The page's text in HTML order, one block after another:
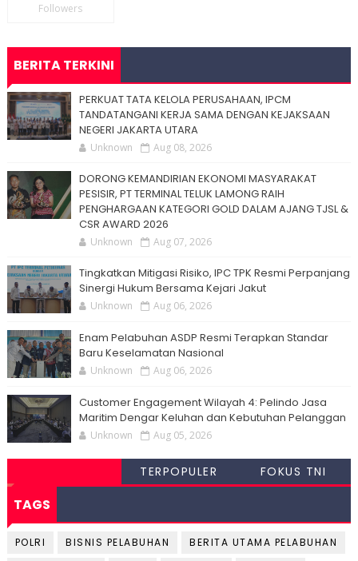
Followers
BERITA TERKINI
PERKUAT TATA KELOLA PERUSAHAAN, IPCM
TANDATANGANI KERJA SAMA DENGAN KEJAKSAAN
NEGERI JAKARTA UTARA
Unknown Aug 08, 2026
DORONG KEMANDIRIAN EKONOMI MASYARAKAT
PESISIR, PT TERMINAL TELUK LAMONG RAIH
PENGHARGAAN KATEGORI GOLD DALAM AJANG TJSL &
CSR AWARD 2026
Unknown Aug 07, 2026
Tingkatkan Mitigasi Risiko, IPC TPK Resmi Perpanjang
Sinergi Hukum Bersama Kejari Jakut
Unknown Aug 06, 2026
Enam Pelabuhan ASDP Resmi Terapkan Standar
Baru Keselamatan Nasional
Unknown Aug 06, 2026
Customer Engagement Wilayah 4: Pelindo Jasa
Maritim Dengar Keluhan dan Kebutuhan Pelanggan
Unknown Aug 05, 2026
TERPOPULER FOKUS TNI
TAGS
POLRI BISNIS PELABUHAN
BERITA UTAMA PELABUHAN